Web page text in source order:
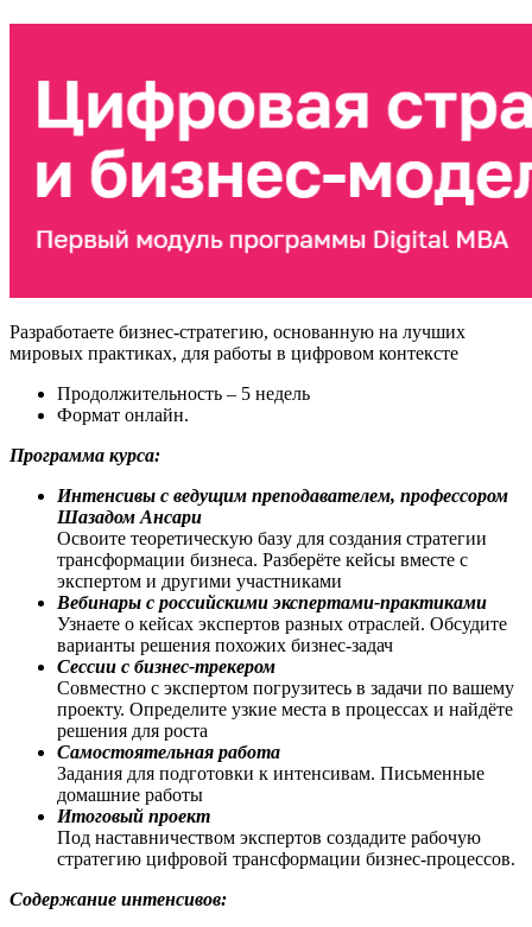
Разработаете бизнес-стратегию, основанную на лучших
мировых практиках, для работы в цифровом контексте
Продолжительность – 5 недель
Формат онлайн.
Программа курса:
Интенсивы с ведущим преподавателем, профессором
Шазадом Ансари
Освоите теоретическую базу для создания стратегии
трансформации бизнеса. Разберёте кейсы вместе с
экспертом и другими участниками
Вебинары с российскими экспертами-практиками
Узнаете о кейсах экспертов разных отраслей. Обсудите
варианты решения похожих бизнес-задач
Сессии с бизнес-трекером
Совместно с экспертом погрузитесь в задачи по вашему
проекту. Определите узкие места в процессах и найдёте
решения для роста
Самостоятельная работа
Задания для подготовки к интенсивам. Письменные
домашние работы
Итоговый проект
Под наставничеством экспертов создадите рабочую
стратегию цифровой трансформации бизнес-процессов.
Содержание интенсивов: